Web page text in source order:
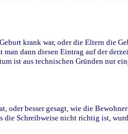
krank war, oder die Eltern die
dann diesen Eintrag auf der
ist aus technischen Gründen nur
besser gesagt, wie die
Schreibweise nicht richtig ist,